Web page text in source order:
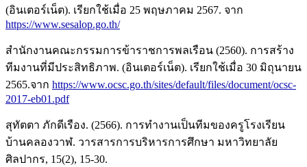
(อินเตอร์เน็ต). เรียกใช้เมื่อ 25 พฤษภาคม 2567. จาก
https://www.sesalop.go.th/
สำนักงานคณะกรรมการข้าราชการพลเรือน (2560). การสร้าง
ทีมงานที่มีประสิทธิภาพ. (อินเตอร์เน็ต). เรียกใช้เมื่อ 30 มิถุนายน
2565.จาก https://www.ocsc.go.th/sites/default/files/document/ocsc-
2017-eb01.pdf
สุทัตตา ภักดีเรือง. (2566). การทำงานเป็นทีมของครูโรงเรียน
บ้านคลองวาฬ. วารสารการบริหารการศึกษา มหาวิทยาลัย
ศิลปากร, 15(2), 15-30.